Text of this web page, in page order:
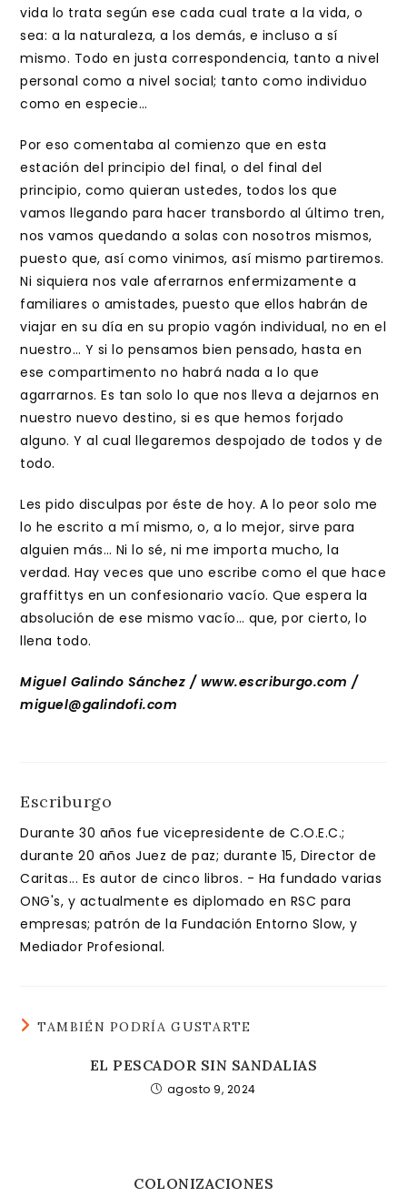
vida lo trata según ese cada cual trate a la vida, o
sea: a la naturaleza, a los demás, e incluso a sí
mismo. Todo en justa correspondencia, tanto a nivel
personal como a nivel social; tanto como individuo
como en especie…
Por eso comentaba al comienzo que en esta
estación del principio del final, o del final del
principio, como quieran ustedes, todos los que
vamos llegando para hacer transbordo al último tren,
nos vamos quedando a solas con nosotros mismos,
puesto que, así como vinimos, así mismo partiremos.
Ni siquiera nos vale aferrarnos enfermizamente a
familiares o amistades, puesto que ellos habrán de
viajar en su día en su propio vagón individual, no en el
nuestro… Y si lo pensamos bien pensado, hasta en
ese compartimento no habrá nada a lo que
agarrarnos. Es tan solo lo que nos lleva a dejarnos en
nuestro nuevo destino, si es que hemos forjado
alguno. Y al cual llegaremos despojado de todos y de
todo.
Les pido disculpas por éste de hoy. A lo peor solo me
lo he escrito a mí mismo, o, a lo mejor, sirve para
alguien más… Ni lo sé, ni me importa mucho, la
verdad. Hay veces que uno escribe como el que hace
graffittys en un confesionario vacío. Que espera la
absolución de ese mismo vacío… que, por cierto, lo
llena todo.
Miguel Galindo Sánchez / www.escriburgo.com /
miguel@galindofi.com
Escriburgo
Durante 30 años fue vicepresidente de C.O.E.C.;
durante 20 años Juez de paz; durante 15, Director de
Caritas... Es autor de cinco libros. - Ha fundado varias
ONG's, y actualmente es diplomado en RSC para
empresas; patrón de la Fundación Entorno Slow, y
Mediador Profesional.
TAMBIÉN PODRÍA GUSTARTE
EL PESCADOR SIN SANDALIAS
agosto 9, 2024
COLONIZACIONES